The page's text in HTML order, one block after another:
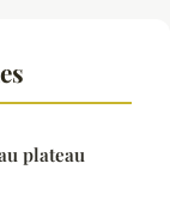
plateau